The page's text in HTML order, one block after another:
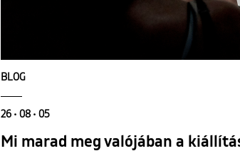
BLOG
26 • 08 • 05
Mi marad meg valójában a